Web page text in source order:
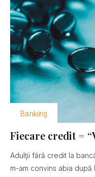
Banking
Fiecare credit =
Adulţii fără credit la
m-am convins abia după